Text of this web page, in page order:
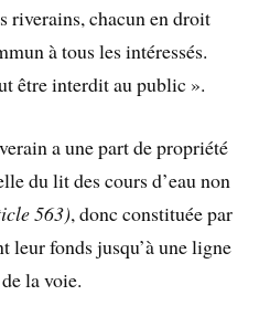
riverains, chacun en droit
à tous les intéressés.
être interdit au public ».
a une part de propriété
du lit des cours d’eau non
563), donc constituée par
leur fonds jusqu’à une ligne
la voie.